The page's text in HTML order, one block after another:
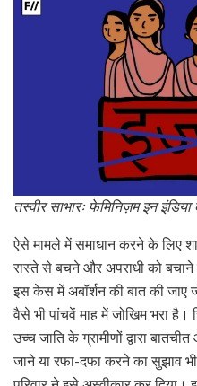
तस्वीर साभारः फेमिनिज़म इन इंडिया
ऐसे मामले में समाधान करने के लिए
रास्ते से बचने और अपराधी को
इस केस में अबॉर्शन की बात की जाए
वैसे भी पांचवें माह में जोखिम भरा है।
उच्च जाति के ग्रामीणों द्वारा
जाने या रफा-दफा करने का सुझाव